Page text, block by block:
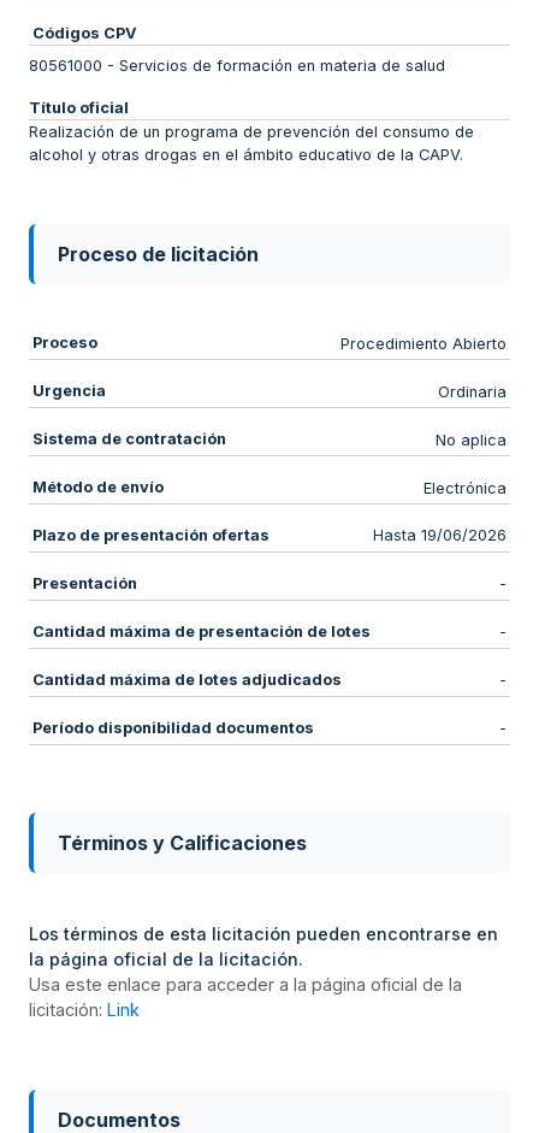
Códigos CPV
80561000 - Servicios de formación en materia de salud
Título oficial
Realización de un programa de prevención del consumo de
alcohol y otras drogas en el ámbito educativo de la CAPV.
Proceso de licitación
Proceso Procedimiento Abierto
Urgencia Ordinaria
Sistema de contratación No aplica
Método de envío Electrónica
Plazo de presentación ofertas Hasta 19/06/2026
Presentación -
Cantidad máxima de presentación de lotes -
Cantidad máxima de lotes adjudicados -
Período disponibilidad documentos -
Términos y Calificaciones
Los términos de esta licitación pueden encontrarse en
la página oficial de la licitación.
Usa este enlace para acceder a la página oficial de la
licitación: Link
Documentos